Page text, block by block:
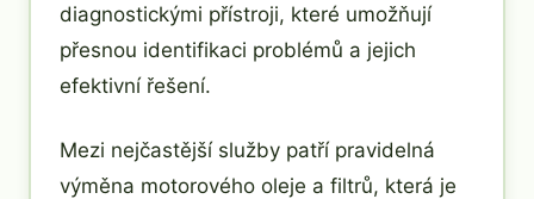
diagnostickými přístroji, které umožňují
přesnou identifikaci problémů a jejich
efektivní řešení.
Mezi nejčastější služby patří pravidelná
výměna motorového oleje a filtrů, která je